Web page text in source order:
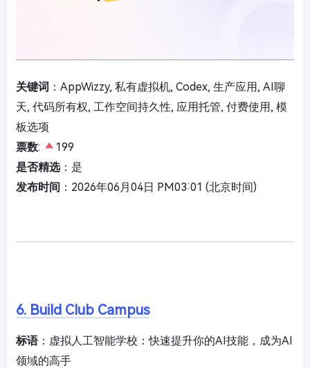
关键词 ：AppWizzy, 私有虚拟机, Codex, 生产应用, AI聊
天, 代码所有权, 工作空间持久性, 应用托管, 付费使用, 模
板选项
票数:
199
是否精选：是
发布时间 ：2026年06月04日 PM03:01 (北京时间)
6. Build Club Campus
标语：虚拟人工智能学校：快速提升你的AI技能，成为AI
领域的高手